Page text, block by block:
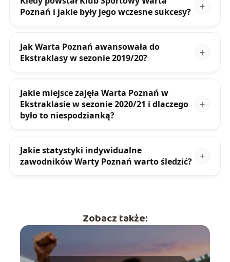
Poznań i jakie były jego wczesne sukcesy?
Jak Warta Poznań awansowała do
Ekstraklasy w sezonie 2019/20?
Jakie miejsce zajęła Warta Poznań w
Ekstraklasie w sezonie 2020/21 i dlaczego
było to niespodzianką?
Jakie statystyki indywidualne
zawodników Warty Poznań warto śledzić?
Zobacz także: